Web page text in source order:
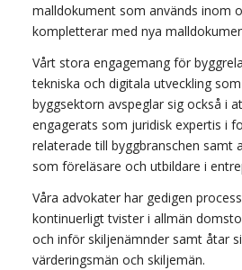
malldokument som används inom
kompletterar med nya
Vårt stora engagemang för
tekniska och digitala utveckling
byggsektorn avspeglar sig också i
engagerats som juridisk expertis i
relaterade till byggbranschen samt
som föreläsare och utbildare i
Våra advokater har gedigen
kontinuerligt tvister i allmän
och inför skiljenämnder samt åtar
värderingsmän och skiljemän.